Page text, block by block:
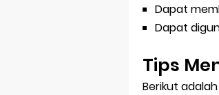
Dapat
Dapat
Tips
Berikut